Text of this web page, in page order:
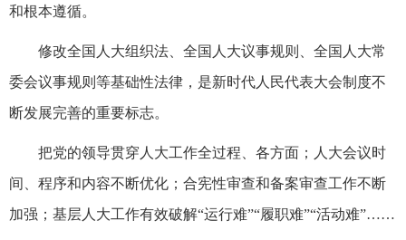
和根本遵循。
修改全国人大组织法、全国人大议事规则、全国人大常
委会议事规则等基础性法律，是新时代人民代表大会制度不
断发展完善的重要标志。
把党的领导贯穿人大工作全过程、各方面；人大会议时
间、程序和内容不断优化；合宪性审查和备案审查工作不断
加强；基层人大工作有效破解“运行难”“履职难”“活动难”……